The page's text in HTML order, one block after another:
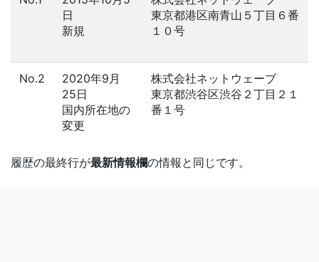
日
新規
東京都港区南青山５丁目６番
１０号
No.2
2020年9月
25日
国内所在地の
変更
株式会社ネットウェーブ
東京都渋谷区渋谷２丁目２１
番１号
履歴の最終行が最新情報欄の情報と同じです。